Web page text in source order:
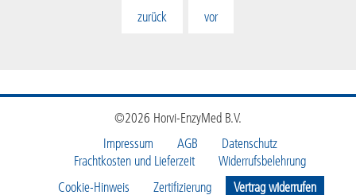
zurück
vor
©2026 Horvi-EnzyMed B.V.
Impressum
AGB
Datenschutz
Frachtkosten und Lieferzeit
Widerrufsbelehrung
Cookie-Hinweis
Zertifizierung Vertrag widerrufen